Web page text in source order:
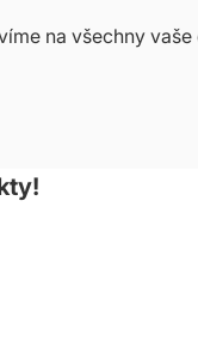
na všechny vaše